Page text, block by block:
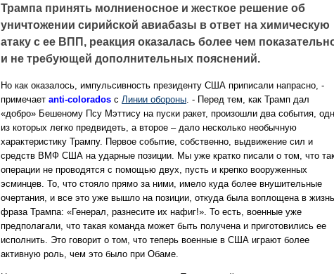
Трампа принять молниеносное и жесткое решение об
уничтожении сирийской авиабазы в ответ на химическую
атаку с ее ВПП, реакция оказалась более чем
и не требующей дополнительных пояснений.
Но как оказалось, импульсивность президенту США приписали напрасно, -
примечает anti-colorados с Линии обороны. - Перед тем, как Трамп дал
«добро» Бешеному Псу Мэттису на пуски ракет, произошли два события,
из которых легко предвидеть, а второе – дало несколько необычную
характеристику Трампу. Первое событие, собственно, выдвижение сил и
средств ВМФ США на ударные позиции. Мы уже кратко писали о том, что
операции не проводятся с помощью двух, пусть и крепко вооруженных
эсминцев. То, что стояло прямо за ними, имело куда более внушительные
очертания, и все это уже вышло на позиции, откуда была воплощена в жизнь
фраза Трампа: «Генерал, разнесите их нафиг!». То есть, военные уже
предполагали, что такая команда может быть получена и приготовились ее
исполнить. Это говорит о том, что теперь военные в США играют более
активную роль, чем это было при Обаме.